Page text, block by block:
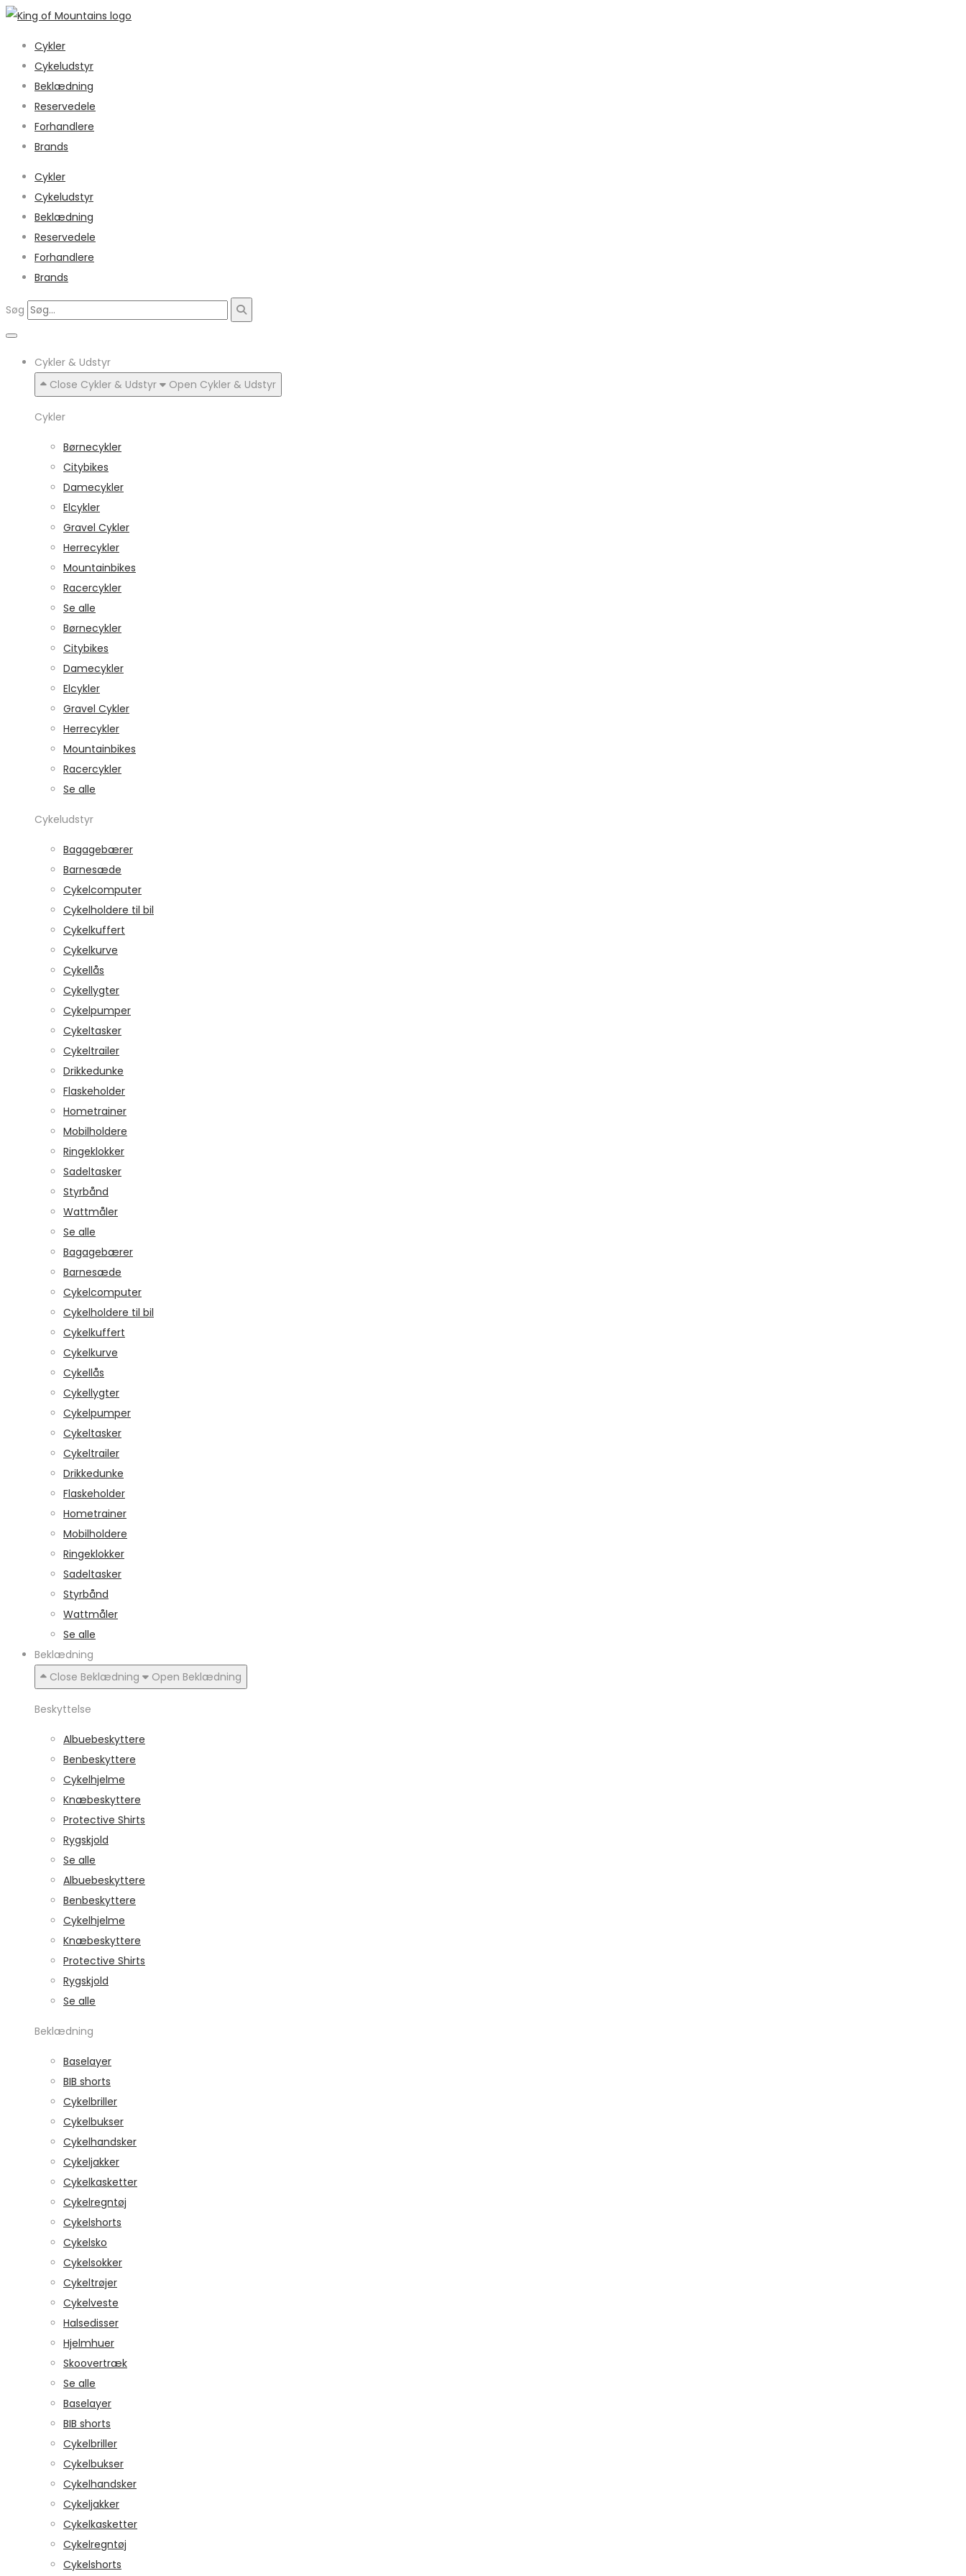
Cykler
Cykeludstyr
Beklædning
Reservedele
Forhandlere
Brands
Cykler
Cykeludstyr
Beklædning
Reservedele
Forhandlere
Brands
Søg
Cykler & Udstyr
Close Cykler & Udstyr
Open Cykler & Udstyr
Cykler
Børnecykler
Citybikes
Damecykler
Elcykler
Gravel Cykler
Herrecykler
Mountainbikes
Racercykler
Se alle
Børnecykler
Citybikes
Damecykler
Elcykler
Gravel Cykler
Herrecykler
Mountainbikes
Racercykler
Se alle
Cykeludstyr
Bagagebærer
Barnesæde
Cykelcomputer
Cykelholdere til bil
Cykelkuffert
Cykelkurve
Cykellås
Cykellygter
Cykelpumper
Cykeltasker
Cykeltrailer
Drikkedunke
Flaskeholder
Hometrainer
Mobilholdere
Ringeklokker
Sadeltasker
Styrbånd
Wattmåler
Se alle
Bagagebærer
Barnesæde
Cykelcomputer
Cykelholdere til bil
Cykelkuffert
Cykelkurve
Cykellås
Cykellygter
Cykelpumper
Cykeltasker
Cykeltrailer
Drikkedunke
Flaskeholder
Hometrainer
Mobilholdere
Ringeklokker
Sadeltasker
Styrbånd
Wattmåler
Se alle
Beklædning
Close Beklædning
Open Beklædning
Beskyttelse
Albuebeskyttere
Benbeskyttere
Cykelhjelme
Knæbeskyttere
Protective Shirts
Rygskjold
Se alle
Albuebeskyttere
Benbeskyttere
Cykelhjelme
Knæbeskyttere
Protective Shirts
Rygskjold
Se alle
Beklædning
Baselayer
BIB shorts
Cykelbriller
Cykelbukser
Cykelhandsker
Cykeljakker
Cykelkasketter
Cykelregntøj
Cykelshorts
Cykelsko
Cykelsokker
Cykeltrøjer
Cykelveste
Halsedisser
Hjelmhuer
Skoovertræk
Se alle
Baselayer
BIB shorts
Cykelbriller
Cykelbukser
Cykelhandsker
Cykeljakker
Cykelkasketter
Cykelregntøj
Cykelshorts